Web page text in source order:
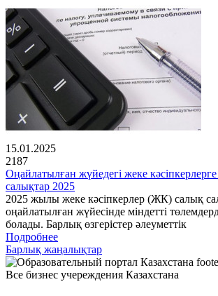
15.01.2025
2187
Оңайлатылған жүйедегі жеке
салықтар 2025
2025 жылы жеке кәсіпкерлер (ЖК) салық
оңайлатылған жүйесінде міндетті
болады. Барлық өзгерістер әлеуметтік
Подробнее
Барлық жаңалықтар
Все бизнес учереждения Казахстана